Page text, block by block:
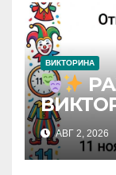
ВИКТОРИНА
№44 /
Karte
АВГ 2, 2026